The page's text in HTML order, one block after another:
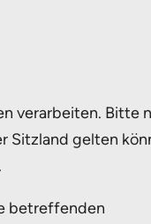
verarbeiten. Bitte
Sitzland gelten
betreffenden